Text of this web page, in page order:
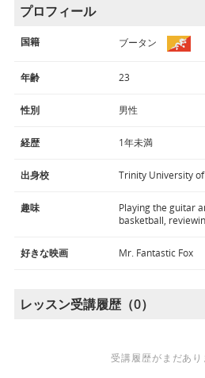
プロフィール
国籍 ブータン
年齢 23
性別 男性
経歴 1年未満
出身校 Trinity University
趣味
Playing the guitar
basketball,
好きな映画 Mr. Fantastic Fox
レッスン受講履歴（0）
受講履歴がまだあり